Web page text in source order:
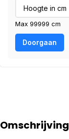
Max 99999 cm
Doorgaan
Omschrijving